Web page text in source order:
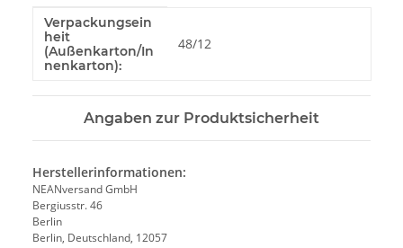
Produkteigenschaft
Wert
Verpackungsein
heit
(Außenkarton/In
nenkarton):
48/12
Angaben zur Produktsicherheit
Herstellerinformationen:
NEANversand GmbH
Bergiusstr. 46
Berlin
Berlin, Deutschland, 12057